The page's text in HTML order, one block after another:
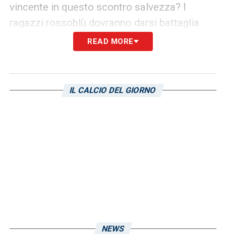
vincente in questo scontro salvezza? I
ragazzi rossoblù dovranno darsi battaglia
con quelli del tecnico Fabio Pecchia
seguito i precedenti diDavide Nicola
READ MORE
IL CALCIO DEL GIORNO
NEWS